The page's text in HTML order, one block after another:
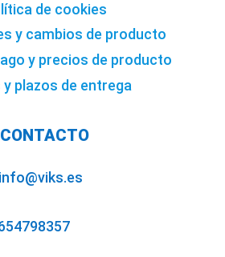
de cookies
y cambios de producto
y precios de producto
y plazos de entrega
CONTACTO
info@viks.es